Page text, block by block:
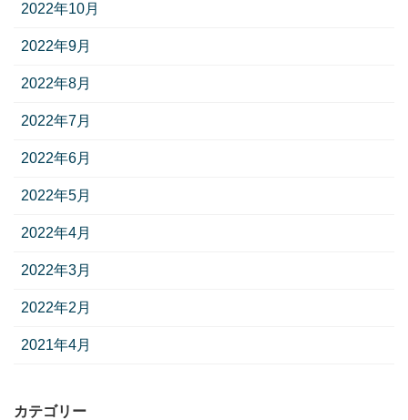
2022年10月
2022年9月
2022年8月
2022年7月
2022年6月
2022年5月
2022年4月
2022年3月
2022年2月
2021年4月
カテゴリー